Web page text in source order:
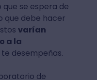
que se espera de
que debe hacer
varían
a la
desempeñas.
de